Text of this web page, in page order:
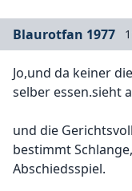
Blaurotfan 1977
Jo,und da keiner
selber essen.sieht
und die
bestimmt
Abschiedsspiel.